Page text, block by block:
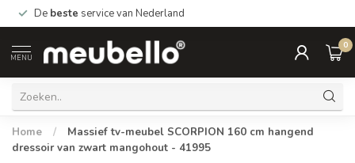
De beste service van Nederland
MENU
0
Home /
Massief tv-meubel SCORPION 160 cm hangend
dressoir van zwart mangohout - 41995